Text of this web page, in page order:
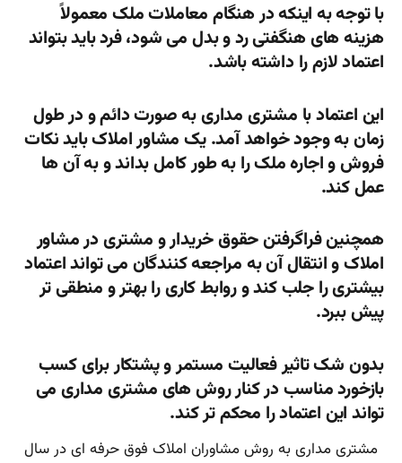
با توجه به اینکه در هنگام معاملات ملک معمولاً
هزینه های هنگفتی رد و بدل می شود، فرد باید بتواند
اعتماد لازم را داشته باشد.
این اعتماد با مشتری مداری به صورت دائم و در طول
زمان به وجود خواهد آمد. یک مشاور املاک باید نکات
فروش و اجاره ملک را به طور کامل بداند و به آن ها
عمل کند.
همچنین فراگرفتن حقوق خریدار و مشتری در مشاور
املاک و انتقال آن به مراجعه کنندگان می تواند اعتماد
بیشتری را جلب کند و روابط کاری را بهتر و منطقی تر
پیش ببرد.
بدون شک تاثیر فعالیت مستمر و پشتکار برای کسب
بازخورد مناسب در کنار روش های مشتری مداری می
تواند این اعتماد را محکم تر کند.
مشتری مداری به روش مشاوران املاک فوق حرفه ای در سال